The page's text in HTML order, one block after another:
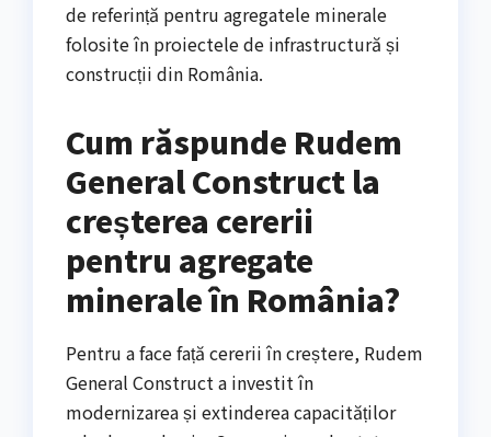
de referință pentru agregatele minerale
folosite în proiectele de infrastructură și
construcții din România.
Cum răspunde Rudem
General Construct la
creșterea cererii
pentru agregate
minerale în România?
Pentru a face față cererii în creștere, Rudem
General Construct a investit în
modernizarea și extinderea capacităților